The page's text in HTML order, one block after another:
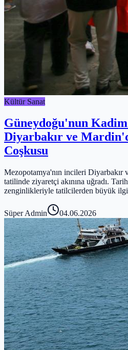
Kültür Sanat
Güneydoğu'nun
Diyarbakır ve
Coşkusu
Mezopotamya'nın incileri Diyarbakır
tatilinde ziyaretçi akınına uğradı.
zenginlikleriyle tatilcilerden büyük
Süper Admin 04.06.2026